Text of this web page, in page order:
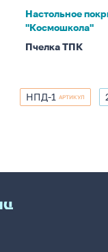
Настольное
"Космошкола"
Пчелка ТПК
НПД-1
НПД-1 АРТИКУЛ